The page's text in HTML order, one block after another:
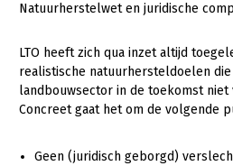
Vakgroepbestuurders
Pers
Contact
Natuurherstelwet en juridische
LTO heeft zich qua inzet altijd
realistische natuurhersteldoelen
landbouwsector in de toekomst
Concreet gaat het om de volgende
Geen (juridisch geborgd)